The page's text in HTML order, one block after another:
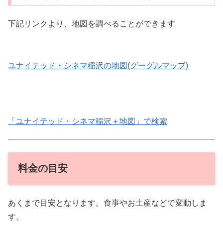
下記リンクより、地図を調べることができます
ユナイテッド・シネマ稲沢の地図(グーグルマップ)
「ユナイテッド・シネマ稲沢＋地図」で検索
料金の目安
あくまで目安となります。食事やお土産などで変動しま
す。